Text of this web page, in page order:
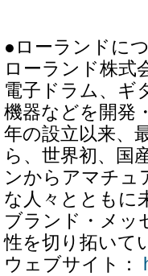
●ローランドに
ローランド株式
電子ドラム、ギ
機器などを開発
年の設立以来、
ら、世界初、国
ンからアマチュ
な人々とともに
ブランド・メッ
性を切り拓いて
ウェブサイト：